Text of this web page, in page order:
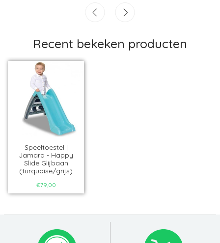
Recent bekeken producten
Speeltoestel |
Jamara - Happy
Slide Glijbaan
(turquoise/grijs)
€79,00